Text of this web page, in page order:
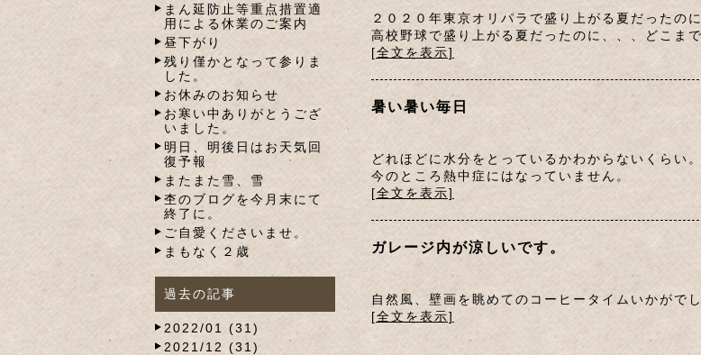
２０２０年東京オリパラで盛り上がる夏だったのに
高校野球で盛り上がる夏だったのに、、、どこま
[全文を表示]
暑い暑い毎日
どれほどに水分をとっているかわからないくらい。
今のところ熱中症にはなっていません。
[全文を表示]
ガレージ内が涼しいです。
自然風、壁画を眺めてのコーヒータイムいかがで
[全文を表示]
まん延防止等重点措置適
用による休業のご案内
昼下がり
残り僅かとなって参りま
した。
お休みのお知らせ
お寒い中ありがとうござ
いました。
明日、明後日はお天気回
復予報
またまた雪、雪
杢のブログを今月末にて
終了に。
ご自愛くださいませ。
まもなく２歳
過去の記事
2022/01 (31)
2021/12 (31)